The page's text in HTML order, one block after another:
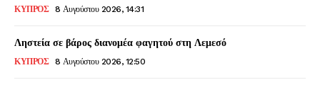
ΚΥΠΡΟΣ 8 Αυγούστου 2026, 14:31
Ληστεία σε βάρος διανομέα φαγητού στη Λεμεσό
ΚΥΠΡΟΣ 8 Αυγούστου 2026, 12:50